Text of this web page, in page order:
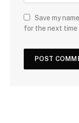
Save my
for the next time